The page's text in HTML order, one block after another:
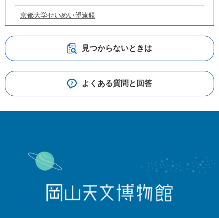
京都大学せいめい望遠鏡
見つからないときは
よくある質問と回答